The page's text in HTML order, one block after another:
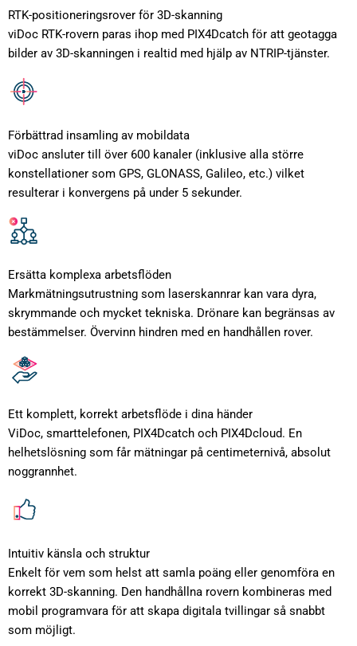
RTK-positioneringsrover för 3D-skanning
viDoc RTK-rovern paras ihop med PIX4Dcatch för att geotagga
bilder av 3D-skanningen i realtid med hjälp av NTRIP-tjänster.
Förbättrad insamling av mobildata
viDoc ansluter till över 600 kanaler (inklusive alla större
konstellationer som GPS, GLONASS, Galileo, etc.) vilket
resulterar i konvergens på under 5 sekunder.
Ersätta komplexa arbetsflöden
Markmätningsutrustning som laserskannrar kan vara dyra,
skrymmande och mycket tekniska. Drönare kan begränsas av
bestämmelser. Övervinn hindren med en handhållen rover.
Ett komplett, korrekt arbetsflöde i dina händer
ViDoc, smarttelefonen, PIX4Dcatch och PIX4Dcloud. En
helhetslösning som får mätningar på centimeternivå, absolut
noggrannhet.
Intuitiv känsla och struktur
Enkelt för vem som helst att samla poäng eller genomföra en
korrekt 3D-skanning. Den handhållna rovern kombineras med
mobil programvara för att skapa digitala tvillingar så snabbt
som möjligt.